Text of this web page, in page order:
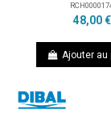
48,00 €
Ajouter au